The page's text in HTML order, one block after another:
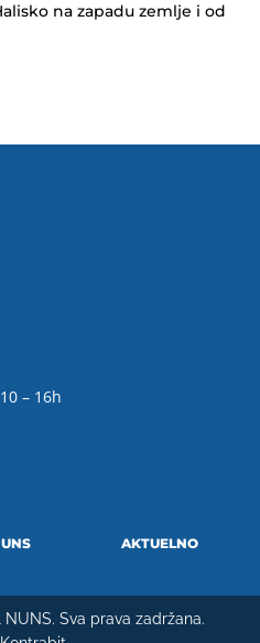
na zapadu zemlje i od
10 – 16h
AKTUELNO
Sva prava zadržana.